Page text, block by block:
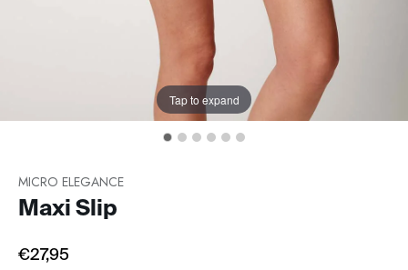
Tap to expand
MICRO ELEGANCE
Maxi Slip
€27,95